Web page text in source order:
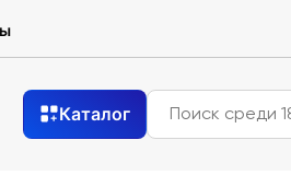
Каталог